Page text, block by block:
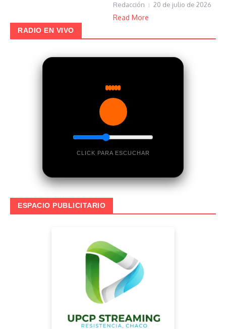
Redacción 20 de julio de 2026
Read More
RADIO EN VIVO
CLICK PARA ESCUCHAR
ESPACIO PUBLICITARIO